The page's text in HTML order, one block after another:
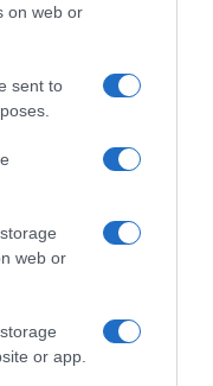
on web or
sent to
web or
or app.
Παραλιακή
η περιοχή
τα συστήματα
του
Οκτωβρίου οι
–